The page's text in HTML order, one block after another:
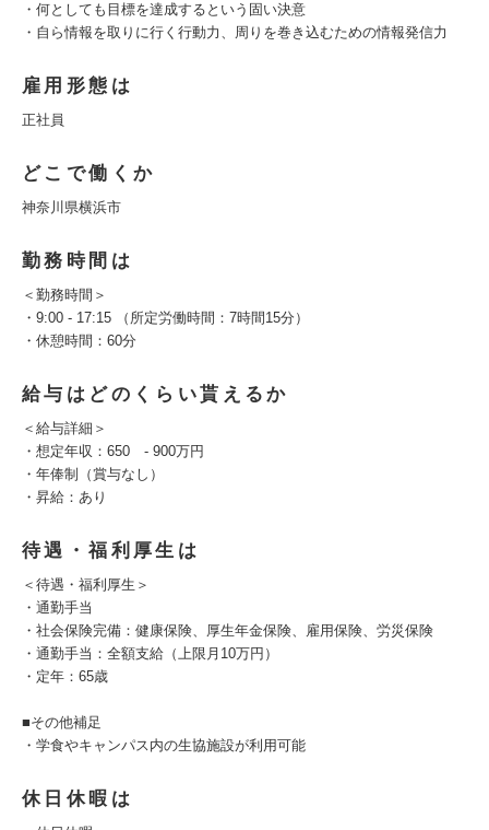
・何としても目標を達成するという固い決意
・自ら情報を取りに行く行動力、周りを巻き込むための情報発信力
雇用形態は
正社員
どこで働くか
神奈川県横浜市
勤務時間は
＜勤務時間＞
・9:00 - 17:15 （所定労働時間：7時間15分）
・休憩時間：60分
給与はどのくらい貰えるか
＜給与詳細＞
・想定年収：650 - 900万円
・年俸制（賞与なし）
・昇給：あり
待遇・福利厚生は
＜待遇・福利厚生＞
・通勤手当
・社会保険完備：健康保険、厚生年金保険、雇用保険、労災保険
・通勤手当：全額支給（上限月10万円）
・定年：65歳
■その他補足
・学食やキャンパス内の生協施設が利用可能
休日休暇は